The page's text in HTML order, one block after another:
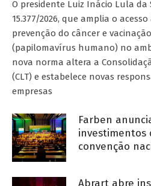
O presidente Luiz Inácio Lula da
15.377/2026, que amplia o
prevenção do câncer e
(papilomavírus humano) no
nova norma altera a
(CLT) e estabelece novas
empresas
Farben
investimentos
convenção